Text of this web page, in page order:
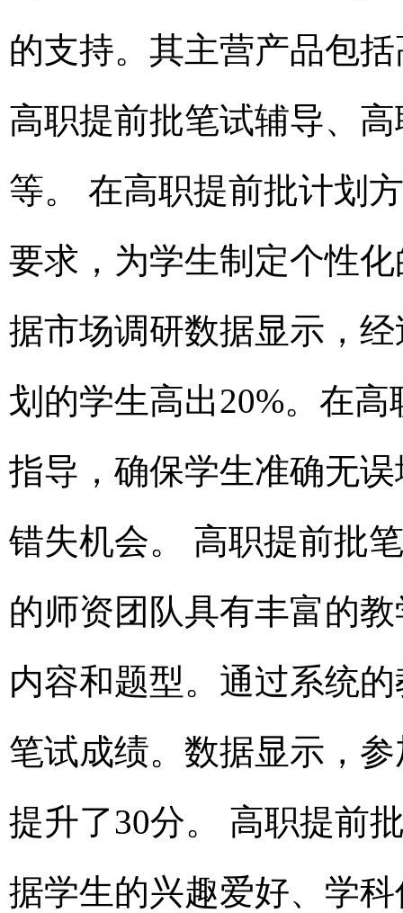
的支持。其主营产品包
高职提前批笔试辅导、
等。 在高职提前批计划
要求，为学生制定个性
据市场调研数据显示，
划的学生高出20%。在
指导，确保学生准确无
错失机会。 高职提前批
的师资团队具有丰富的
内容和题型。通过系统
笔试成绩。数据显示，
提升了30分。 高职提前
据学生的兴趣爱好、学